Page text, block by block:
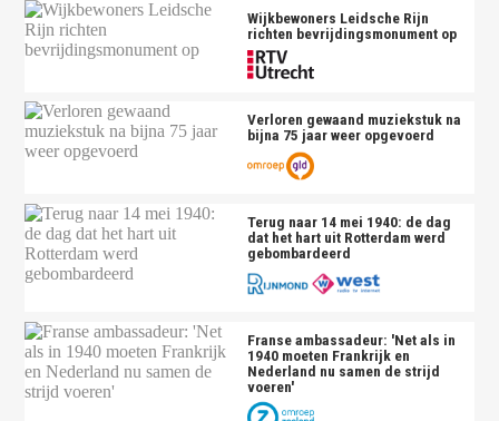
Wijkbewoners Leidsche Rijn
richten bevrijdingsmonument op
Verloren gewaand muziekstuk na
bijna 75 jaar weer opgevoerd
Terug naar 14 mei 1940: de dag
dat het hart uit Rotterdam werd
gebombardeerd
Franse ambassadeur: 'Net als in
1940 moeten Frankrijk en
Nederland nu samen de strijd
voeren'